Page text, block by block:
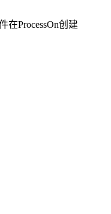
在ProcessOn创建